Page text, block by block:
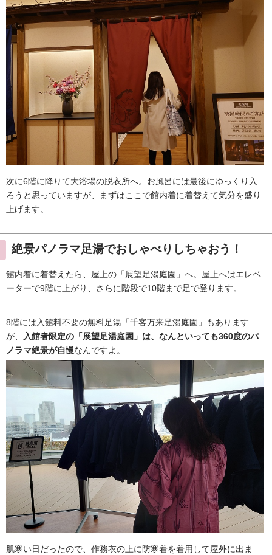
次に6階に降りて大浴場の脱衣所へ。お風呂には最後にゆっくり入
ろうと思っていますが、まずはここで館内着に着替えて気分を盛り
上げます。
絶景パノラマ足湯でおしゃべりしちゃおう！
館内着に着替えたら、屋上の「展望足湯庭園」へ。屋上へはエレベ
ーターで9階に上がり、さらに階段で10階まで足で登ります。
8階には入館料不要の無料足湯「千客万来足湯庭園」もあります
が、 入館者限定の「展望足湯庭園」は、なんといっても360度のパ
ノラマ絶景が自慢なんですよ。
肌寒い日だったので、作務衣の上に防寒着を着用して屋外に出ま